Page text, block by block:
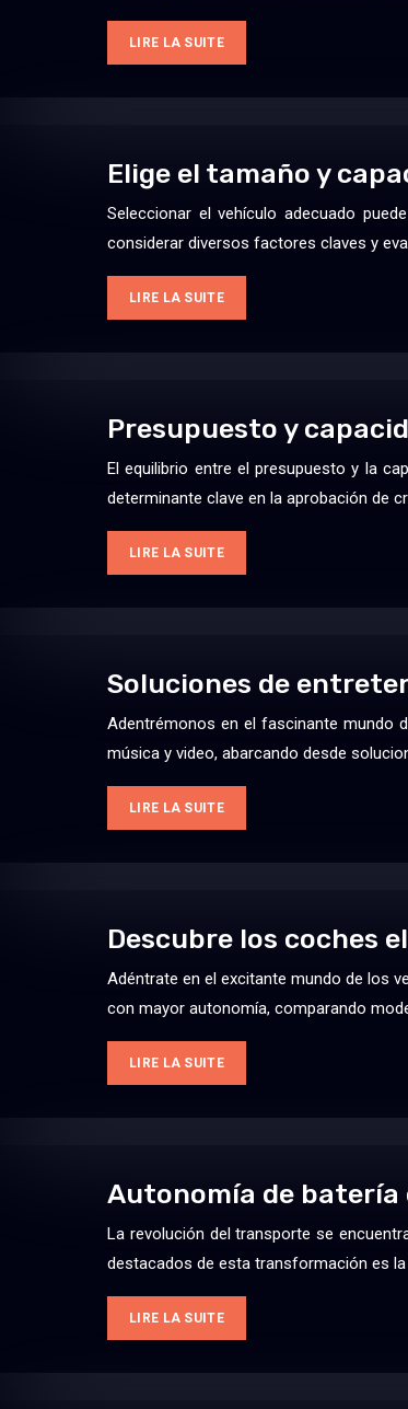
LIRE LA SUITE
Elige el tamaño y
Seleccionar el vehículo adecuado
considerar diversos factores claves y
LIRE LA SUITE
Presupuesto y
El equilibrio entre el presupuesto y la
determinante clave en la aprobación de
LIRE LA SUITE
Soluciones de
Adentrémonos en el fascinante mundo
música y video, abarcando desde
LIRE LA SUITE
Descubre los coches
Adéntrate en el excitante mundo de los
con mayor autonomía, comparando
LIRE LA SUITE
Autonomía de
La revolución del transporte se
destacados de esta transformación es
LIRE LA SUITE